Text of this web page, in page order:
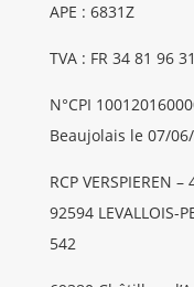
APE : 6831Z
TVA : FR 34 81 96
N°CPI
Beaujolais le 07/
RCP VERSPIEREN
92594 LEVALLOIS-
542